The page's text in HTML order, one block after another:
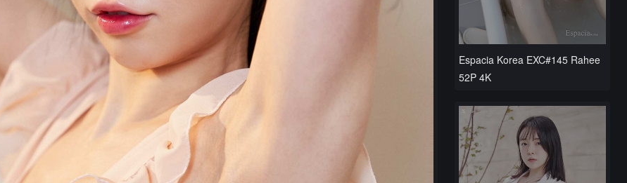
Espacia Korea EXC#145 Rahee
52P 4K